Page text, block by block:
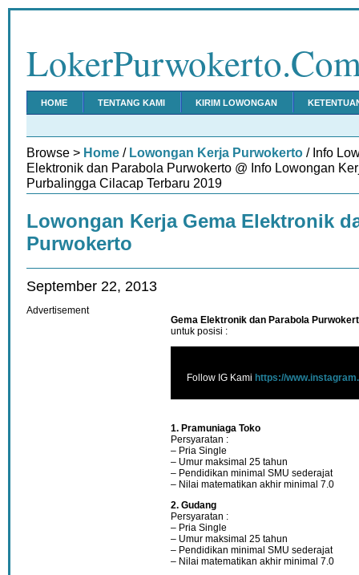
HOME TENTANG KAMI KIRIM LOWONGAN
Browse > Home / Lowongan Kerja Purwokerto / Info
Elektronik dan Parabola Purwokerto @ Info Lowongan
Purbalingga Cilacap Terbaru 2019
Lowongan Kerja Gema Elektronik
Purwokerto
September 22, 2013
Gema Elektronik dan Parabola
untuk posisi :
Follow IG Kami https://
1. Pramuniaga Toko
Persyaratan :
– Pria Single
– Umur maksimal 25 tahun
– Pendidikan minimal SMU sederajat
– Nilai matematikan akhir minimal 7.0
2. Gudang
Persyaratan :
– Pria Single
– Umur maksimal 25 tahun
– Pendidikan minimal SMU sederajat
– Nilai matematikan akhir minimal 7.0
Advertisement